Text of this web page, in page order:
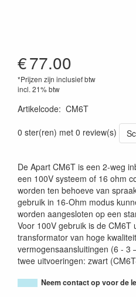
€77.00
*Prijzen zijn inclusief btw
incl. 21% btw
Artikelcode: CM6T
0 ster(ren) met 0 review(s)
De Apart CM6T is een 2-weg
een 100V systeem of 16 ohm
worden ten behoeve van
gebruik in 16-Ohm modus
worden aangesloten op een
Voor 100V gebruik is de
transformator van hoge
vermogensaansluitingen (6 - 3
twee uitvoeringen: zwart
Neem contact op voor de